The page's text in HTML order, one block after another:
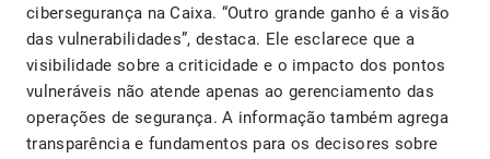
cibersegurança na Caixa. “Outro grande ganho é a visão
das vulnerabilidades”, destaca. Ele esclarece que a
visibilidade sobre a criticidade e o impacto dos pontos
vulneráveis não atende apenas ao gerenciamento das
operações de segurança. A informação também agrega
transparência e fundamentos para os decisores sobre